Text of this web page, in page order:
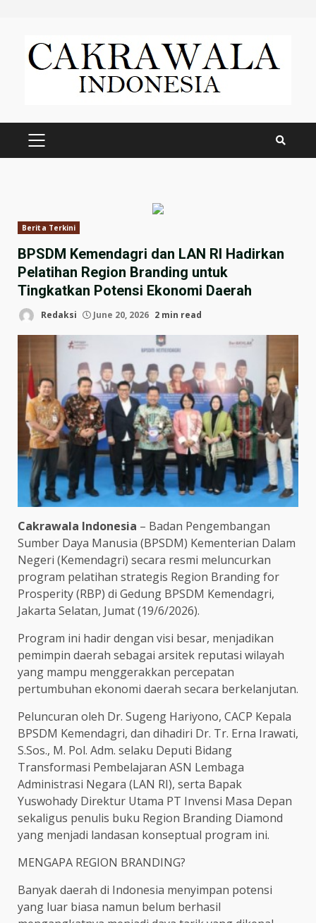
content
PRIMARY
Berita Terkini
BPSDM Kemendagri dan LAN RI Hadirkan
Pelatihan Region Branding untuk
Tingkatkan Potensi Ekonomi Daerah
Redaksi June 20, 2026 2 min read
Cakrawala Indonesia – Badan Pengembangan
Sumber Daya Manusia (BPSDM) Kementerian Dalam
Negeri (Kemendagri) secara resmi meluncurkan
program pelatihan strategis Region Branding for
Prosperity (RBP) di Gedung BPSDM Kemendagri,
Jakarta Selatan, Jumat (19/6/2026).
Program ini hadir dengan visi besar, menjadikan
pemimpin daerah sebagai arsitek reputasi wilayah
yang mampu menggerakkan percepatan
pertumbuhan ekonomi daerah secara berkelanjutan.
Peluncuran oleh Dr. Sugeng Hariyono, CACP Kepala
BPSDM Kemendagri, dan dihadiri Dr. Tr. Erna Irawati,
S.Sos., M. Pol. Adm. selaku Deputi Bidang
Transformasi Pembelajaran ASN Lembaga
Administrasi Negara (LAN RI), serta Bapak
Yuswohady Direktur Utama PT Invensi Masa Depan
sekaligus penulis buku Region Branding Diamond
yang menjadi landasan konseptual program ini.
MENGAPA REGION BRANDING?
Banyak daerah di Indonesia menyimpan potensi
yang luar biasa namun belum berhasil